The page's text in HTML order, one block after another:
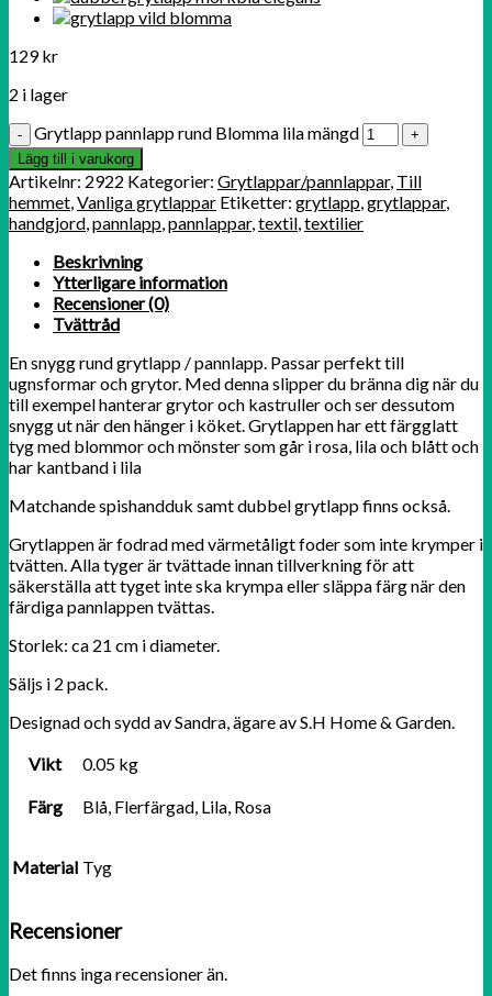
129kr
2 i lager
Grytlapp pannlapp rund Blomma lila mängd
Lägg till i varukorg
Artikelnr: 2922 Kategorier: Grytlappar/pannlappar, Till
hemmet,Vanliga grytlappar Etiketter: grytlapp,grytlappar,
handgjord,pannlapp,pannlappar,textil,textilier
Beskrivning
Ytterligare information
Recensioner (0)
Tvättråd
En snygg rund grytlapp / pannlapp. Passar perfekt till
ugnsformar och grytor. Med denna slipper du bränna dig när du
till exempel hanterar grytor och kastruller och ser dessutom
snygg ut när den hänger i köket. Grytlappen har ett färgglatt
tyg med blommor och mönster som går i rosa, lila och blått och
har kantband i lila
Matchande spishandduk samt dubbel grytlapp finns också.
Grytlappen är fodrad med värmetåligt foder som inte krymper i
tvätten. Alla tyger är tvättade innan tillverkning för att
säkerställa att tyget inte ska krympa eller släppa färg när den
färdiga pannlappen tvättas.
Storlek: ca 21 cm i diameter.
Säljs i 2 pack.
Designad och sydd av Sandra, ägare av S.H Home & Garden.
Vikt
0.05 kg
Färg Blå, Flerfärgad, Lila, Rosa
Material Tyg
Recensioner
Det finns inga recensioner än.